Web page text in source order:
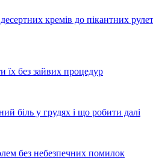
кремів до пікантних
їх без зайвих процедур
біль у грудях і що робити далі
без небезпечних помилок